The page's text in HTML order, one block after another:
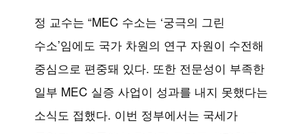
정 교수는 “MEC 수소는 ‘궁극의 그린
수소’임에도 국가 차원의 연구 자원이 수전해
중심으로 편중돼 있다. 또한 전문성이 부족한
일부 MEC 실증 사업이 성과를 내지 못했다는
소식도 접했다. 이번 정부에서는 국세가